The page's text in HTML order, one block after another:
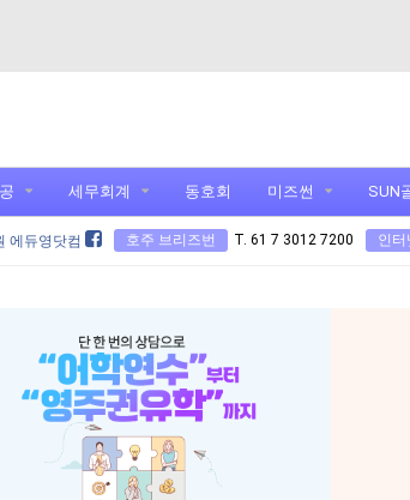
세무회계 동호회 미즈썬 SUN
에듀영닷컴 호주 브리즈번 T. 61 7 3012 7200 인